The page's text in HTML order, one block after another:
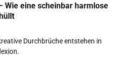
Wie eine scheinbar harmlose